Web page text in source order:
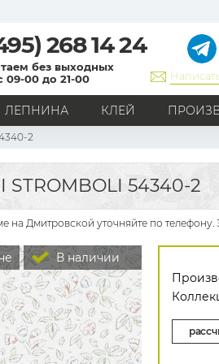
268 14 24
без выходных
09-00 до 21-00
ЛЕПНИНА КЛЕЙ
СТИЛЬ
Кантри
Модерн Прованс
Классика
Английский стиль
РИСУНОК
Граффити
Карта мира
С вензелями
С надписями
Геометрический рисунок
Цветы
В клетку
В полоску Все
2
54340-2
на Дмитровской уточняйте по
В наличии